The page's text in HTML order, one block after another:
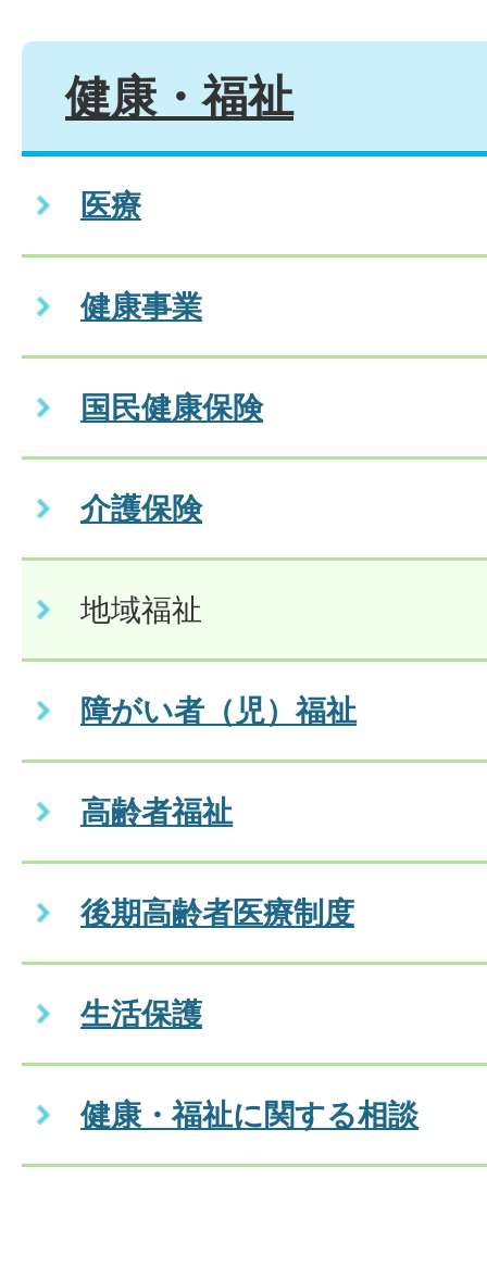
健康・福祉
医療
健康事業
国民健康保険
介護保険
地域福祉
障がい者（児）福祉
高齢者福祉
後期高齢者医療制度
生活保護
健康・福祉に関する相談